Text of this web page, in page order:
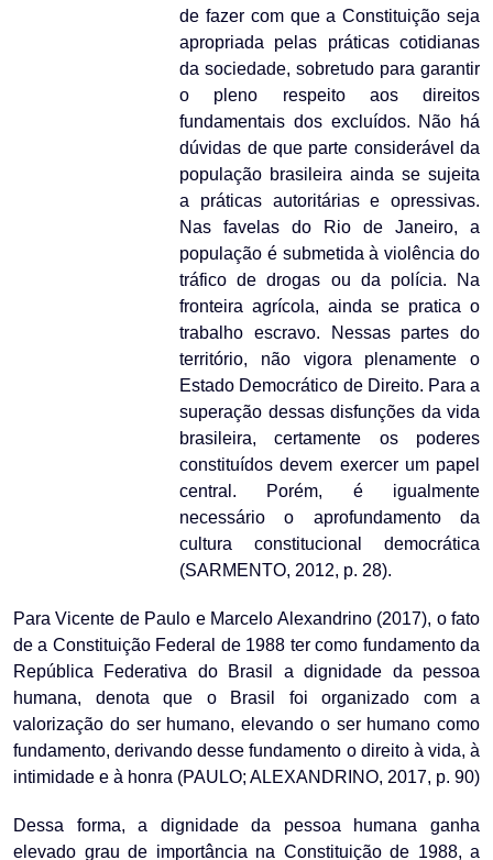
de fazer com que a Constituição seja
apropriada pelas práticas cotidianas
da sociedade, sobretudo para garantir
o pleno respeito aos direitos
fundamentais dos excluídos. Não há
dúvidas de que parte considerável da
população brasileira ainda se sujeita
a práticas autoritárias e opressivas.
Nas favelas do Rio de Janeiro, a
população é submetida à violência do
tráfico de drogas ou da polícia. Na
fronteira agrícola, ainda se pratica o
trabalho escravo. Nessas partes do
território, não vigora plenamente o
Estado Democrático de Direito. Para a
superação dessas disfunções da vida
brasileira, certamente os poderes
constituídos devem exercer um papel
central. Porém, é igualmente
necessário o aprofundamento da
cultura constitucional democrática
(SARMENTO, 2012, p. 28).
Para Vicente de Paulo e Marcelo Alexandrino (2017), o fato
de a Constituição Federal de 1988 ter como fundamento da
República Federativa do Brasil a dignidade da pessoa
humana, denota que o Brasil foi organizado com a
valorização do ser humano, elevando o ser humano como
fundamento, derivando desse fundamento o direito à vida, à
intimidade e à honra (PAULO; ALEXANDRINO, 2017, p. 90)
Dessa forma, a dignidade da pessoa humana ganha
elevado grau de importância na Constituição de 1988, a